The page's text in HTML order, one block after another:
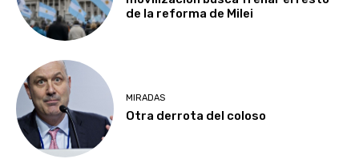
de la reforma de Milei
MIRADAS
Otra derrota del coloso